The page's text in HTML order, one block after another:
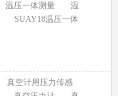
温压一体测量
温
SUAY18温压一体
真空计用压力传感